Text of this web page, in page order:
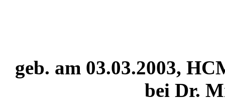
geb. am 03.03.2003,
bei Dr.